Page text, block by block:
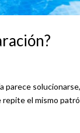
parece
el mismo